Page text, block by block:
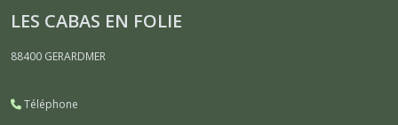
LES CABAS EN FOLIE
88400 GERARDMER
Téléphone